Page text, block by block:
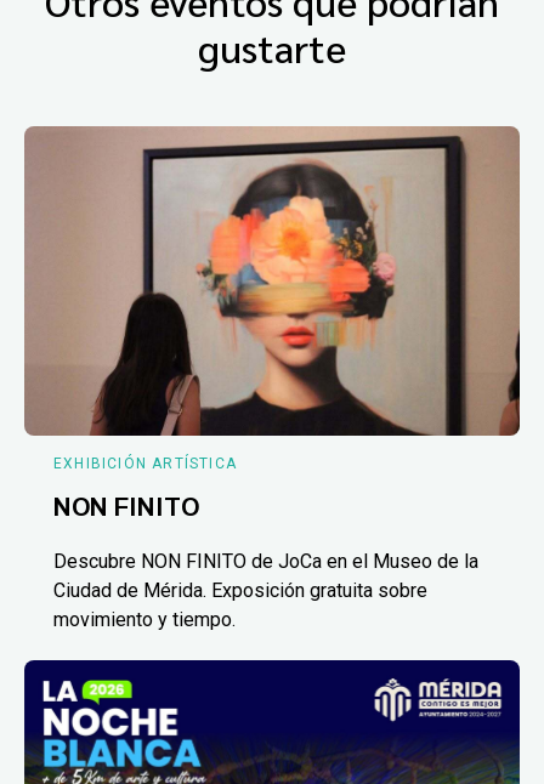
gustarte
EXHIBICIÓN ARTÍSTICA
NON FINITO
Descubre NON FINITO de JoCa en el Museo de la
Ciudad de Mérida. Exposición gratuita sobre
movimiento y tiempo.